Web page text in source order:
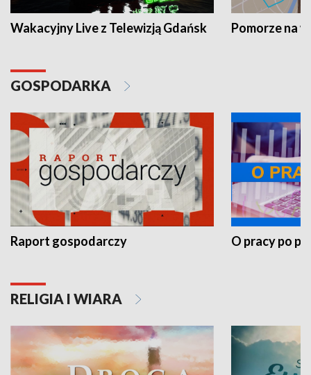
Wakacyjny Live z Telewizją Gdańsk Pomorze na
GOSPODARKA
Raport gospodarczy O pracy po
RELIGIA I WIARA